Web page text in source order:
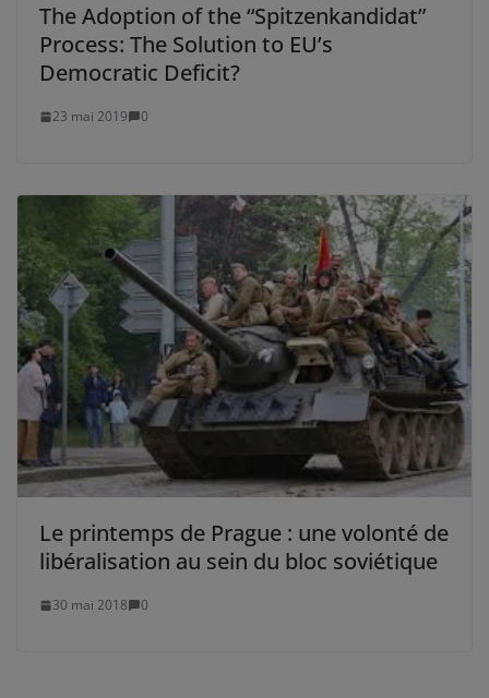
The Adoption of the “Spitzenkandidat”
Process: The Solution to EU’s
Democratic Deficit?
23 mai 2019 0
Le printemps de Prague : une volonté de
libéralisation au sein du bloc soviétique
30 mai 2018 0